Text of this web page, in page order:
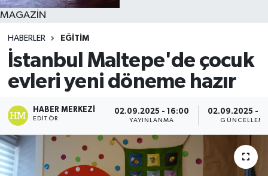
MAGAZİN
HABERLER EĞİTİM
İstanbul Maltepe'de çocuk
evleri yeni döneme hazır
HABER MERKEZI
EDITÖR
02.09.2025 - 16:00
YAYINLANMA
02.09.2025 -
SAĞLIK
MAGAZİN
SPOR
Haber Arşivi